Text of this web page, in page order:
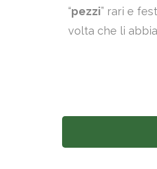
“pezzi” rari e
volta che li